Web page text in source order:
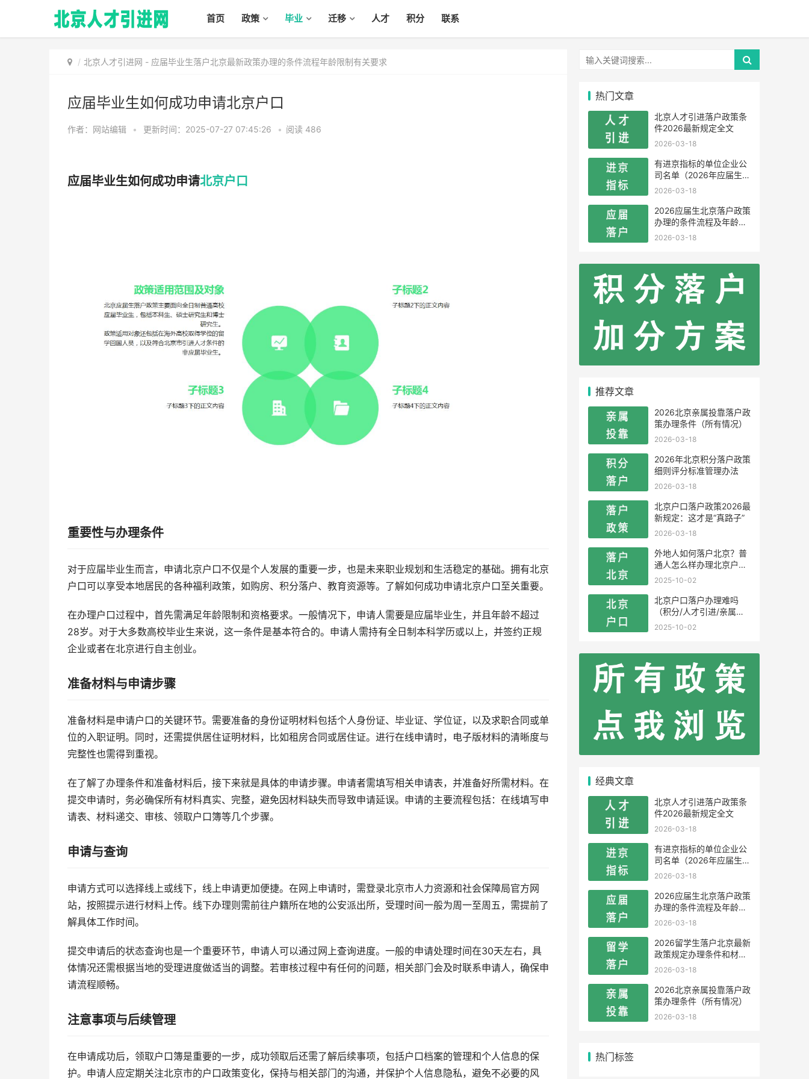
首页 政策 毕业 迁移 人才 积分 联系
北京人才引进网 - 应届毕业生落户北京最新政策办理的条件流程年龄限制有关要求
应届毕业生如何成功申请北京户口
作者：网站编辑 • 更新时间：2025-07-27 07:45:26 • 阅读 486
应届毕业生如何成功申请北京户口
重要性与办理条件
对于应届毕业生而言，申请北京户口不仅是个人发展的重要一步，也是未来职业规划和生活稳定的基础。拥有北京
户口可以享受本地居民的各种福利政策，如购房、积分落户、教育资源等。了解如何成功申请北京户口至关重要。
在办理户口过程中，首先需满足年龄限制和资格要求。一般情况下，申请人需要是应届毕业生，并且年龄不超过
28岁。对于大多数高校毕业生来说，这一条件是基本符合的。申请人需持有全日制本科学历或以上，并签约正规
企业或者在北京进行自主创业。
准备材料与申请步骤
准备材料是申请户口的关键环节。需要准备的身份证明材料包括个人身份证、毕业证、学位证，以及求职合同或单
位的入职证明。同时，还需提供居住证明材料，比如租房合同或居住证。进行在线申请时，电子版材料的清晰度与
完整性也需得到重视。
在了解了办理条件和准备材料后，接下来就是具体的申请步骤。申请者需填写相关申请表，并准备好所需材料。在
提交申请时，务必确保所有材料真实、完整，避免因材料缺失而导致申请延误。申请的主要流程包括：在线填写申
请表、材料递交、审核、领取户口簿等几个步骤。
申请与查询
申请方式可以选择线上或线下，线上申请更加便捷。在网上申请时，需登录北京市人力资源和社会保障局官方网
站，按照提示进行材料上传。线下办理则需前往户籍所在地的公安派出所，受理时间一般为周一至周五，需提前了
解具体工作时间。
提交申请后的状态查询也是一个重要环节，申请人可以通过网上查询进度。一般的申请处理时间在30天左右，具
体情况还需根据当地的受理进度做适当的调整。若审核过程中有任何的问题，相关部门会及时联系申请人，确保申
请流程顺畅。
注意事项与后续管理
在申请成功后，领取户口簿是重要的一步，成功领取后还需了解后续事项，包括户口档案的管理和个人信息的保
护。申请人应定期关注北京市的户口政策变化，保持与相关部门的沟通，并保护个人信息隐私，避免不必要的风
热门文章
北京人才引进落户政策条
件2026最新规定全文
2026-03-18
有进京指标的单位企业公
司名单（2026年应届生留
学生）
2026-03-18
2026应届生北京落户政策
办理的条件流程及年龄限
制
2026-03-18
推荐文章
2026北京亲属投靠落户政
策办理条件（所有情况）
2026-03-18
2026年北京积分落户政策
细则评分标准管理办法
2026-03-18
北京户口落户政策2026最
新规定：这才是“真路子”
2026-03-18
外地人如何落户北京？普
通人怎么样办理北京户
口？
2025-10-02
北京户口落户办理难吗
（积分/人才引进/亲属投
靠）
2025-10-02
经典文章
北京人才引进落户政策条
件2026最新规定全文
2026-03-18
有进京指标的单位企业公
司名单（2026年应届生留
学生）
2026-03-18
2026应届生北京落户政策
办理的条件流程及年龄限
制
2026-03-18
2026留学生落户北京最新
政策规定办理条件和材料
及流程
2026-03-18
2026北京亲属投靠落户政
策办理条件（所有情况）
2026-03-18
热门标签